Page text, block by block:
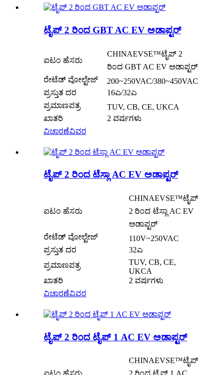
ಟೈಪ್ 2 ರಿಂದ GBT AC EV ಅಡಾಪ್ಟರ್
ಐಟಂ ಹೆಸರು
CHINAEVSE™️ಟೈಪ್ 2
ರಿಂದ GBT AC EV ಅಡಾಪ್ಟರ್
ರೇಟೆಡ್ ವೋಲ್ಟೇಜ್
200~250VAC/380~450VAC
ಪ್ರಸ್ತುತ ದರ
16ಎ/32ಎ
ಪ್ರಮಾಣಪತ್ರ
TUV, CB, CE, UKCA
ಖಾತರಿ
2 ವರ್ಷಗಳು
ವಿಚಾರಣೆವಿವರ
ಟೈಪ್ 2 ರಿಂದ ಟೆಸ್ಲಾ AC EV ಅಡಾಪ್ಟರ್
ಐಟಂ ಹೆಸರು
CHINAEVSE™️ಟೈಪ್
2 ರಿಂದ ಟೆಸ್ಲಾ AC EV
ಅಡಾಪ್ಟರ್
ರೇಟೆಡ್ ವೋಲ್ಟೇಜ್
110V~250VAC
ಪ್ರಸ್ತುತ ದರ
32ಎ
ಪ್ರಮಾಣಪತ್ರ
TUV, CB, CE,
UKCA
ಖಾತರಿ
2 ವರ್ಷಗಳು
ವಿಚಾರಣೆವಿವರ
ಟೈಪ್ 2 ರಿಂದ ಟೈಪ್ 1 AC EV ಅಡಾಪ್ಟರ್
CHINAEVSE™️ಟೈಪ್